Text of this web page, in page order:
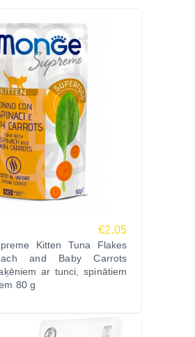
€2.05
Kitten Tuna Flakes
and Baby Carrots
ar tunci, spinātiem
80 g